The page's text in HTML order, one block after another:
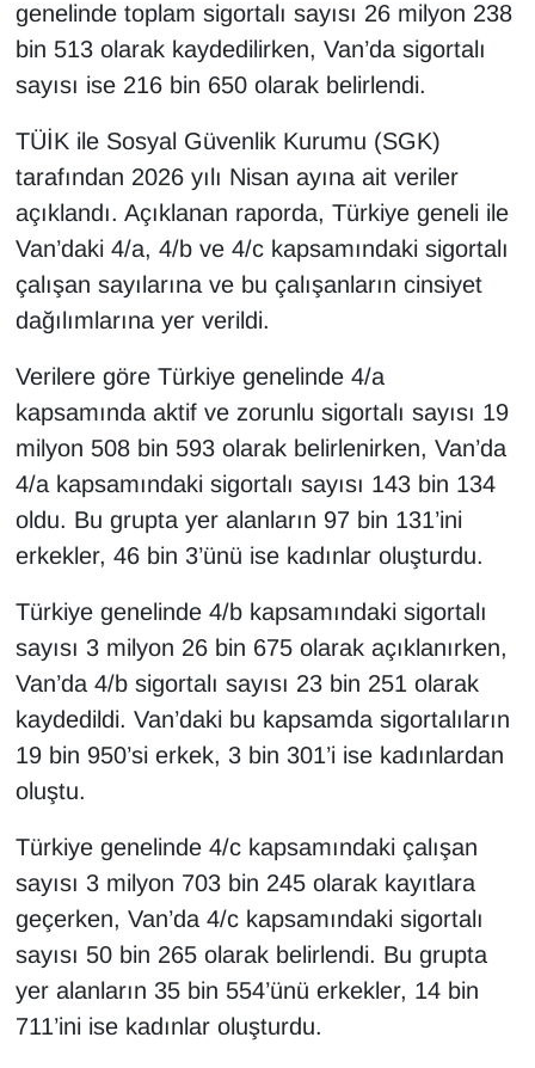
genelinde toplam sigortalı sayısı 26 milyon 238
bin 513 olarak kaydedilirken, Van’da sigortalı
sayısı ise 216 bin 650 olarak belirlendi.
TÜİK ile Sosyal Güvenlik Kurumu (SGK)
tarafından 2026 yılı Nisan ayına ait veriler
açıklandı. Açıklanan raporda, Türkiye geneli ile
Van’daki 4/a, 4/b ve 4/c kapsamındaki sigortalı
çalışan sayılarına ve bu çalışanların cinsiyet
dağılımlarına yer verildi.
Verilere göre Türkiye genelinde 4/a
kapsamında aktif ve zorunlu sigortalı sayısı 19
milyon 508 bin 593 olarak belirlenirken, Van’da
4/a kapsamındaki sigortalı sayısı 143 bin 134
oldu. Bu grupta yer alanların 97 bin 131’ini
erkekler, 46 bin 3’ünü ise kadınlar oluşturdu.
Türkiye genelinde 4/b kapsamındaki sigortalı
sayısı 3 milyon 26 bin 675 olarak açıklanırken,
Van’da 4/b sigortalı sayısı 23 bin 251 olarak
kaydedildi. Van’daki bu kapsamda sigortalıların
19 bin 950’si erkek, 3 bin 301’i ise kadınlardan
oluştu.
Türkiye genelinde 4/c kapsamındaki çalışan
sayısı 3 milyon 703 bin 245 olarak kayıtlara
geçerken, Van’da 4/c kapsamındaki sigortalı
sayısı 50 bin 265 olarak belirlendi. Bu grupta
yer alanların 35 bin 554’ünü erkekler, 14 bin
711’ini ise kadınlar oluşturdu.
Kamu Alımları
Kültür & Sanat
KURDÎ
MAGAZİN
ONE EKONOMİ
POLİTİKA
Resmi İlanlar
SAĞLIK
Seri İlan
SİYASET
SPOR
TEBRİK
TEKNOLOJİ